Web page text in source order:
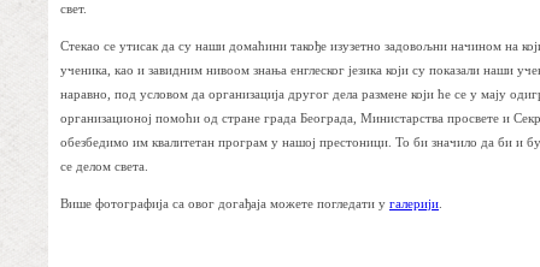
свет.
Стекао се утисак да су наши домаћини такође изузетно задовољни начином на
ученика, као и завидним нивоом знања енглеског језика који су показали наши
наравно, под условом да организација другог дела размене који ће се у мају
организационој помоћи од стране града Београда, Министарства просвете и
обезбедимо им квалитетан програм у нашој престоници. То би значило да би и
се делом света.
Више фотографија са овог догађаја можете погледати у галерији